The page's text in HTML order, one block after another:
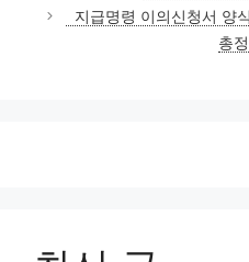
지급명령 이의신청서 양
총